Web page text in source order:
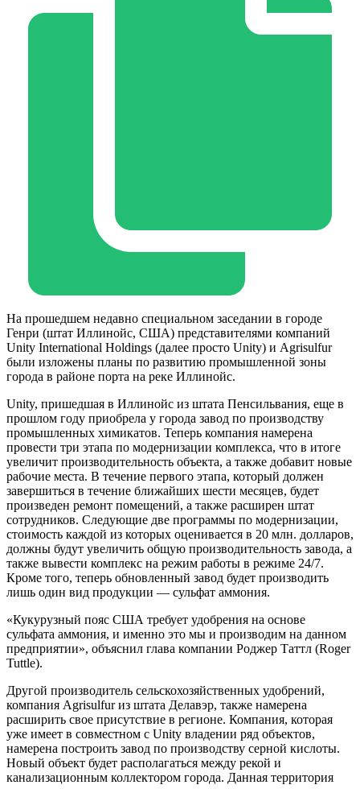
На прошедшем недавно специальном заседании в городе
Генри (штат Иллинойс, США) представителями компаний
Unity International Holdings (далее просто Unity) и Agrisulfur
были изложены планы по развитию промышленной зоны
города в районе порта на реке Иллинойс.
Unity, пришедшая в Иллинойс из штата Пенсильвания, еще в
прошлом году приобрела у города завод по производству
промышленных химикатов. Теперь компания намерена
провести три этапа по модернизации комплекса, что в итоге
увеличит производительность объекта, а также добавит новые
рабочие места. В течение первого этапа, который должен
завершиться в течение ближайших шести месяцев, будет
произведен ремонт помещений, а также расширен штат
сотрудников. Следующие две программы по модернизации,
стоимость каждой из которых оценивается в 20 млн. долларов,
должны будут увеличить общую производительность завода, а
также вывести комплекс на режим работы в режиме 24/7.
Кроме того, теперь обновленный завод будет производить
лишь один вид продукции — сульфат аммония.
«Кукурузный пояс США требует удобрения на основе
сульфата аммония, и именно это мы и производим на данном
предприятии», объяснил глава компании Роджер Таттл (Roger
Tuttle).
Другой производитель сельскохозяйственных удобрений,
компания Agrisulfur из штата Делавэр, также намерена
расширить свое присутствие в регионе. Компания, которая
уже имеет в совместном с Unity владении ряд объектов,
намерена построить завод по производству серной кислоты.
Новый объект будет располагаться между рекой и
канализационным коллектором города. Данная территория